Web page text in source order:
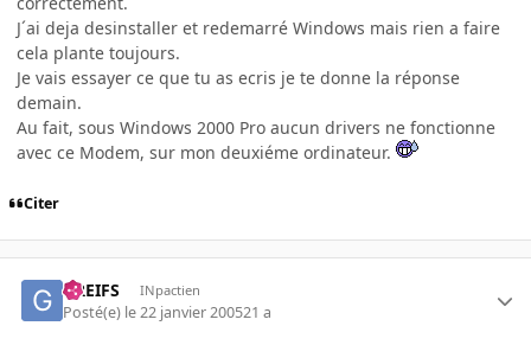
J´ai deja desinstaller et redemarré Windows mais rien a faire
cela plante toujours.
Je vais essayer ce que tu as ecris je te donne la réponse
demain.
Au fait, sous Windows 2000 Pro aucun drivers ne fonctionne
avec ce Modem, sur mon deuxiéme ordinateur.
Citer
GREIFS INpactien
Posté(e) le 22 janvier 200521 a